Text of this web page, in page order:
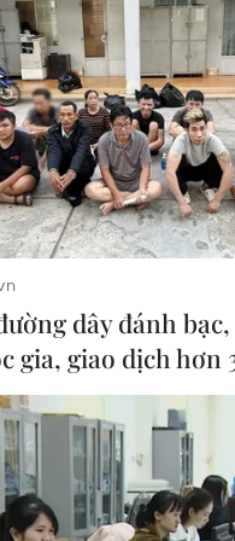
QUAN
dây đánh
gia, giao dịch hơn